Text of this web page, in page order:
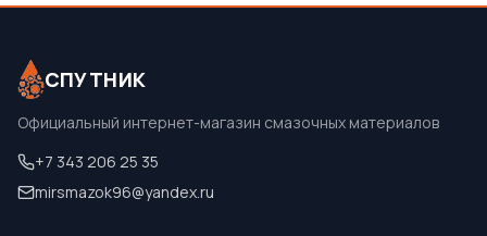
СПУТНИК
Официальный интернет-магазин смазочных материалов
+7 343 206 25 35
mirsmazok96@yandex.ru